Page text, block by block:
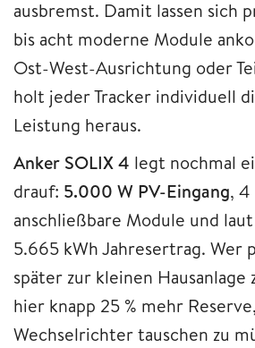
ausbremst. Damit lassen sich
bis acht moderne Module
Ost-West-Ausrichtung oder
holt jeder Tracker individuell
Leistung heraus.
Anker SOLIX 4 legt nochmal
drauf: 5.000 W PV-Eingang, 4
anschließbare Module und
5.665 kWh Jahresertrag. Wer
später zur kleinen
hier knapp 25 % mehr
Wechselrichter tauschen zu